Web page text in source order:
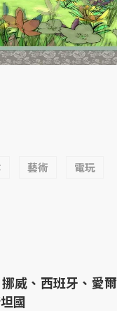
藝術 電玩
威、西班牙、愛爾
國